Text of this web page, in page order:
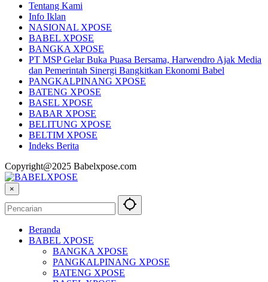
Tentang Kami
Info Iklan
NASIONAL XPOSE
BABEL XPOSE
BANGKA XPOSE
PT MSP Gelar Buka Puasa Bersama, Harwendro Ajak Media
dan Pemerintah Sinergi Bangkitkan Ekonomi Babel
PANGKALPINANG XPOSE
BATENG XPOSE
BASEL XPOSE
BABAR XPOSE
BELITUNG XPOSE
BELTIM XPOSE
Indeks Berita
Copyright@2025 Babelxpose.com
×
Beranda
BABEL XPOSE
BANGKA XPOSE
PANGKALPINANG XPOSE
BATENG XPOSE